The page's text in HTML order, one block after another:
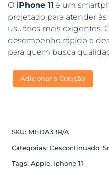
O iPhone 11 é um
projetado para atender
usuários mais exigentes.
desempenho rápido e
para quem busca
Adicionar a Cotação
SKU: MHDA3BR/A
Categorias: Descontinuado,
Tags: Apple, iphone 11